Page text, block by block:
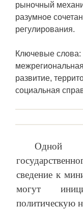
рыночный
разумное
регулирования.
Ключевые слова:
развитие,
социальная
Одной
сведение к
могут
политическую